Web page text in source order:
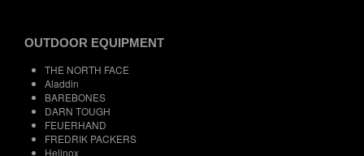
OUTDOOR EQUIPMENT
THE NORTH FACE
Aladdin
BAREBONES
DARN TOUGH
FEUERHAND
FREDRIK PACKERS
Helinox